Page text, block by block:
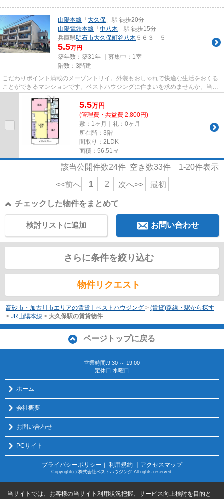
山陽本線 「 大久保 」駅 徒歩20分
山陽電鉄本線 「 中八木 」駅 徒歩15分
兵庫県明石市大久保町谷八木 ５６３－５
5.5万円
築年数：築31年 ｜募集中： 1室
階数：3階建
こだわりポイント満載のメーゾントリイ。外装もおしゃれで快適な生活をおくる
ことができるマンションです。ベストハウジングに住まいを求めませんか。当社
では明石市にある豊富な物件...
5.5万円
(管理費・共益費 2,800円)
敷：1ヶ月｜礼：0ヶ月
所在階：3階
間取り：2LDK
面積：56.51㎡
該当公開件数24件 空き数33件 1-20件表示
<<前へ 1 2 次へ>> 最初
チェックした物件をまとめて
お問い合わせ
検討リストに追加
さらに条件を絞り込む
物件リクエスト
高砂市・加古川市エリアの賃貸｜ベストハウジング > (賃貸)路線・駅から探す
> JR山陽本線 > 大久保駅の賃貸物件
ページトップに戻る
営業時間:9:30 ～ 19:00
定休日:水曜日
ホーム
会社概要
お問い合わせ
PCサイト
プライバシーポリシー ｜ 利用規約 ｜アクセスマップ
Copyright(c) 株式会社ベストハウジング All rights reserved.
当サイトでは、お客様の当サイト利用状況把握、サービス向上検討を目的と